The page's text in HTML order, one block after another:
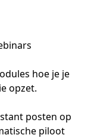
hoe je je
opzet.
posten op
piloot